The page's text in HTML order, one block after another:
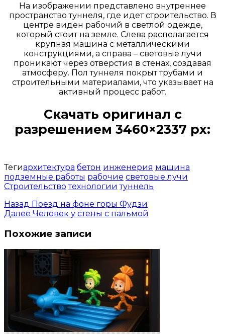
На изображении представлено внутреннее
пространство туннеля, где идет строительство. В
центре виден рабочий в светлой одежде,
который стоит на земле. Слева располагается
крупная машина с металлическими
конструкциями, а справа – световые лучи
проникают через отверстия в стенах, создавая
атмосферу. Пол туннеля покрыт трубами и
строительными материалами, что указывает на
активный процесс работ.
Скачать оригинал с
разрешением 3460×2337 px:
Тегиархитектура бетон инженерия машина
подземные работы рабочие световые лучи
Строительство технологии туннель
Назад Поезд на фоне горы Фудзи
Далее Человек у стены с пальмой
Похожие записи